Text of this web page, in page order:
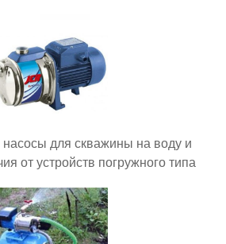
для скважины на воду и
от устройств погружного типа